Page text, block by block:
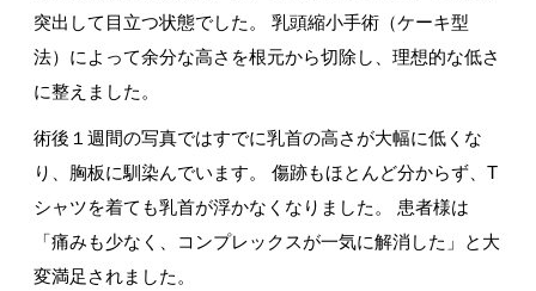
突出して目立つ状態でした。 乳頭縮小手術（ケーキ型
法）によって余分な高さを根元から切除し、理想的な低さ
に整えました。
術後１週間の写真ではすでに乳首の高さが大幅に低くな
り、胸板に馴染んでいます。 傷跡もほとんど分からず、T
シャツを着ても乳首が浮かなくなりました。 患者様は
「痛みも少なく、コンプレックスが一気に解消した」と大
変満足されました。